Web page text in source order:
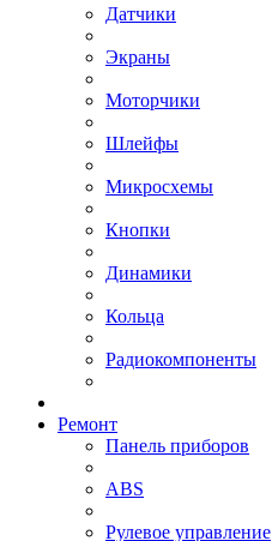
Датчики
Экраны
Моторчики
Шлейфы
Микросхемы
Кнопки
Динамики
Кольца
Радиокомпоненты
Ремонт
Панель приборов
ABS
Рулевое управление